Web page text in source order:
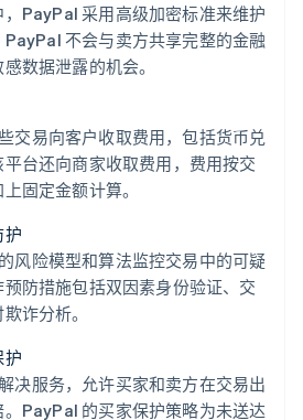
PayPal 采用高级加密标准来维护
不会与卖方共享完整的金融
数据泄露的机会。
交易向客户收取费用，包括货币兑
台还向商家收取费用，费用按交
固定金额计算。
护
风险模型和算法监控交易中的可疑
防措施包括双因素身份验证、交
诈分析。
护
决服务，允许买家和卖方在交易出
PayPal 的买家保护策略为未送达